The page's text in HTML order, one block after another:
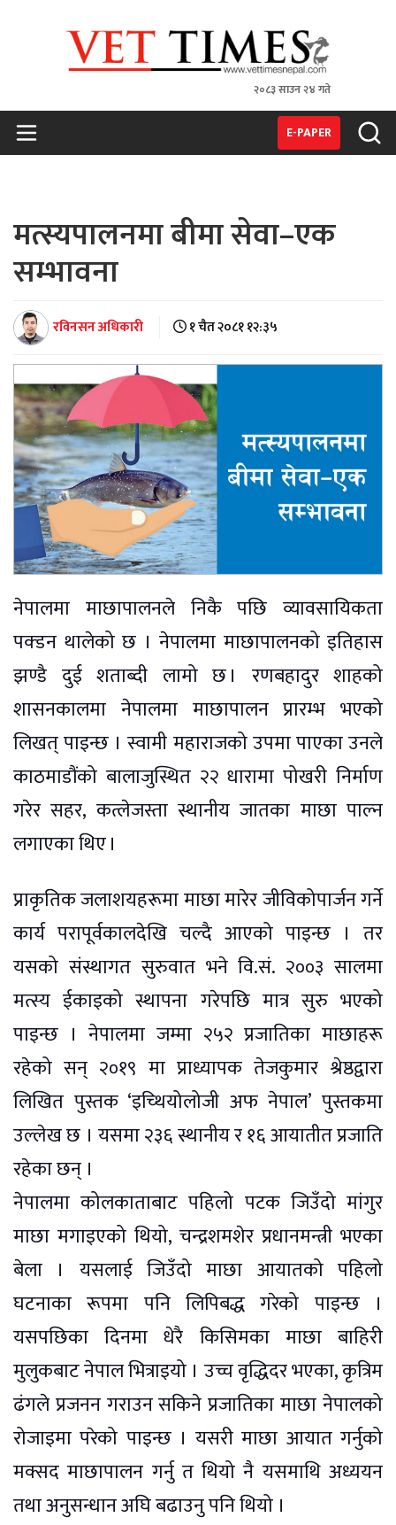
२०८३ साउन २४ गते
E-PAPER
मत्स्यपालनमा बीमा सेवा–एक
सम्भावना
रविनसन अधिकारी १ चैत २०८१ १२:३५
नेपालमा माछापालनले निकै पछि व्यावसायिकता
पक्डन थालेको छ । नेपालमा माछापालनको इतिहास
झण्डै दुई शताब्दी लामो छ । रणबहादुर शाहको
शासनकालमा नेपालमा माछापालन प्रारम्भ भएको
लिखत् पाइन्छ । स्वामी महाराजको उपमा पाएका उनले
काठमाडौंको बालाजुस्थित २२ धारामा पोखरी निर्माण
गरेर सहर, कत्लेजस्ता स्थानीय जातका माछा पाल्न
लगाएका थिए ।
प्राकृतिक जलाशयहरूमा माछा मारेर जीविकोपार्जन गर्ने
कार्य परापूर्वकालदेखि चल्दै आएको पाइन्छ । तर
यसको संस्थागत सुरुवात भने वि.सं. २००३ सालमा
मत्स्य ईकाइको स्थापना गरेपछि मात्र सुरु भएको
पाइन्छ । नेपालमा जम्मा २५२ प्रजातिका माछाहरू
रहेको सन् २०१९ मा प्राध्यापक तेजकुमार श्रेष्ठद्वारा
लिखित पुस्तक ‘इच्थियोलोजी अफ नेपाल’ पुस्तकमा
उल्लेख छ । यसमा २३६ स्थानीय र १६ आयातीत प्रजाति
रहेका छन् ।
नेपालमा कोलकाताबाट पहिलो पटक जिउँदो मांगुर
माछा मगाइएको थियो, चन्द्रशमशेर प्रधानमन्त्री भएका
बेला । यसलाई जिउँदो माछा आयातको पहिलो
घटनाका रूपमा पनि लिपिबद्ध गरेको पाइन्छ ।
यसपछिका दिनमा धेरै किसिमका माछा बाहिरी
मुलुकबाट नेपाल भित्राइयो । उच्च वृद्धिदर भएका, कृत्रिम
ढंगले प्रजनन गराउन सकिने प्रजातिका माछा नेपालको
रोजाइमा परेको पाइन्छ । यसरी माछा आयात गर्नुको
मक्सद माछापालन गर्नु त थियो नै यसमाथि अध्ययन
तथा अनुसन्धान अघि बढाउनु पनि थियो ।